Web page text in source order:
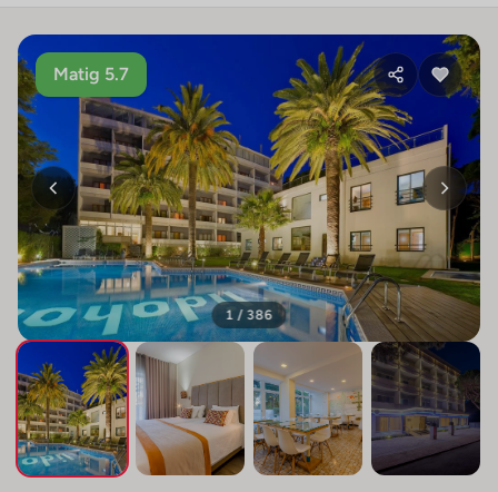
Matig 5.7
1 / 386